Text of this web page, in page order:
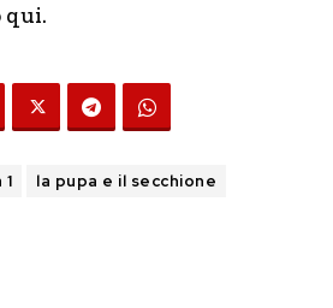
qui.
la pupa e il secchione